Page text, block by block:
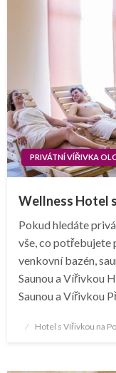
PRIVÁTNÍ VÍŘIVKA
Wellness Hotel
Pokud hledáte
vše, co potřebujete
venkovní bazén,
Saunou a Vířivkou
Saunou a Vířivkou
PostedHotel s Vířivkou na